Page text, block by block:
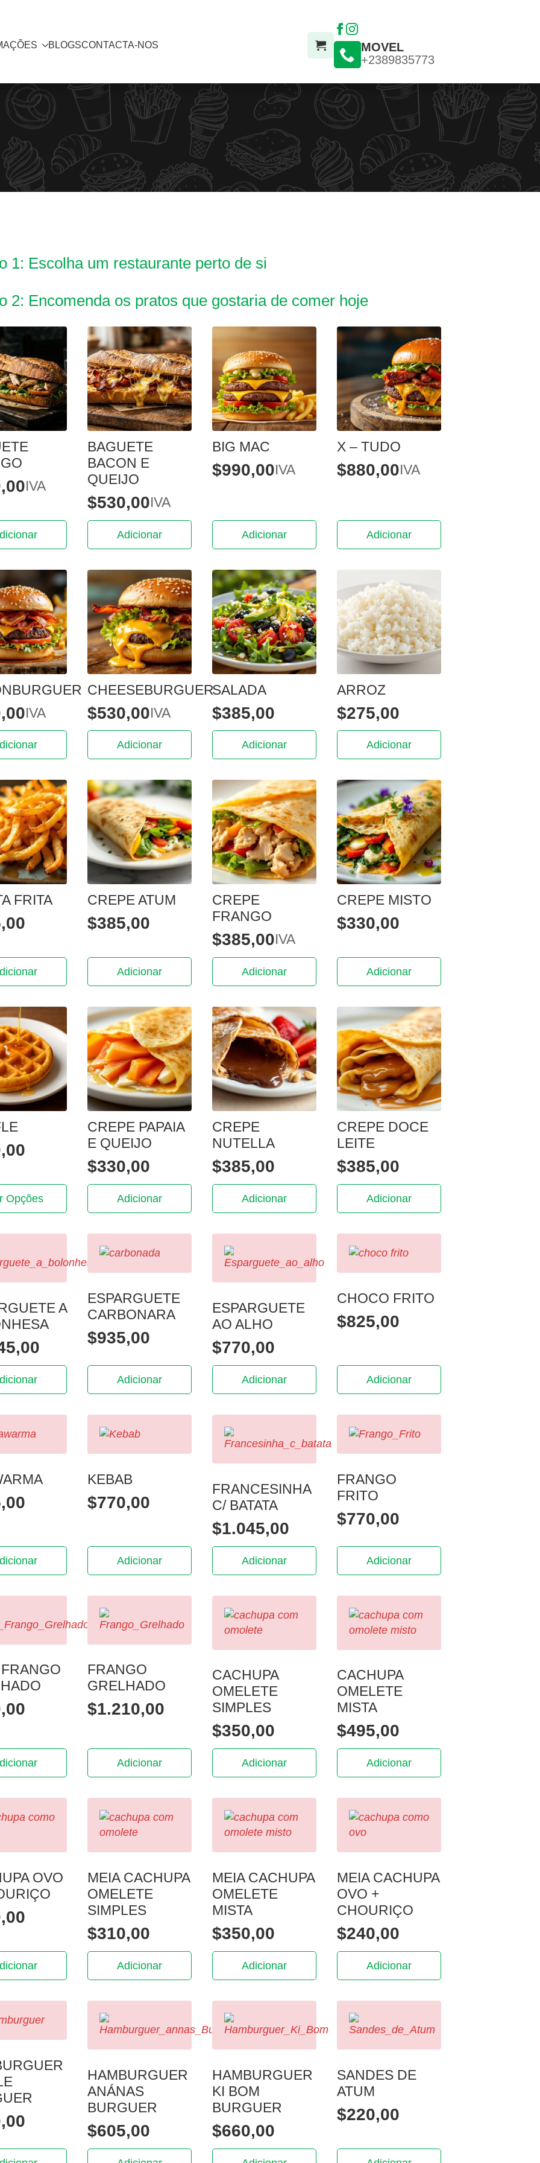
BLOGSCONTACTA-NOS
MOVEL
+2389835773
1: Escolha um restaurante perto de si
2: Encomenda os pratos que gostaria de comer hoje
IVA
BAGUETE
BACON E
QUEIJO
$530,00IVA
Adicionar
BIG MAC
$990,00IVA
Adicionar
X – TUDO
$880,00IVA
Adicionar
IVA
CHEESEBURGUER
$530,00IVA
Adicionar
SALADA
$385,00
Adicionar
ARROZ
$275,00
Adicionar
FRITA CREPE ATUM
$385,00
Adicionar
CREPE
FRANGO
$385,00 IVA
Adicionar
CREPE MISTO
$330,00
Adicionar
Opções
CREPE PAPAIA
E QUEIJO
$330,00
Adicionar
CREPE
NUTELLA
$385,00
Adicionar
CREPE DOCE
LEITE
$385,00
Adicionar
A
ESPARGUETE
CARBONARA
$935,00
Adicionar
ESPARGUETE
AO ALHO
$770,00
Adicionar
CHOCO FRITO
$825,00
Adicionar
KEBAB
$770,00
Adicionar
FRANCESINHA
C/ BATATA
$1.045,00
Adicionar
FRANGO
FRITO
$770,00
Adicionar
FRANGO
GRELHADO
$1.210,00
Adicionar
CACHUPA
OMELETE
SIMPLES
$350,00
Adicionar
CACHUPA
OMELETE
MISTA
$495,00
Adicionar
OVO
MEIA CACHUPA
OMELETE
SIMPLES
$310,00
Adicionar
MEIA CACHUPA
OMELETE
MISTA
$350,00
Adicionar
MEIA CACHUPA
OVO +
CHOURIÇO
$240,00
Adicionar
HAMBURGUER
ANÁNAS
BURGUER
$605,00
HAMBURGUER
KI BOM
BURGUER
$660,00
SANDES DE
ATUM
$220,00